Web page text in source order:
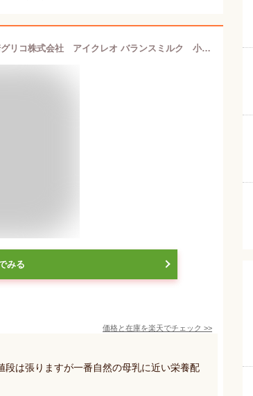
【あす楽17時（日曜15時）まで】【送料無料】江崎グリコ株式会社 アイクレオ バランスミルク 小缶 320g＜0ヶ月から＞【乳児用調整粉乳】＜粉ミルク＞＜母乳に近い、味・色・香り＞【ドラッグピュア楽天市場店】【RCP】【△】【Mezon】
みる
価格と在庫を楽天でチェック >>
は張りますが一番自然の母乳に近い栄養配